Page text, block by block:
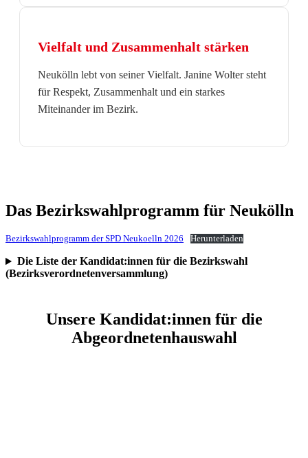
Vielfalt und Zusammenhalt stärken
Neukölln lebt von seiner Vielfalt. Janine Wolter steht
für Respekt, Zusammenhalt und ein starkes
Miteinander im Bezirk.
Das Bezirkswahlprogramm für Neukölln
Bezirkswahlprogramm der SPD Neukoelln 2026 Herunterladen
Die Liste der Kandidat:innen für die Bezirkswahl
(Bezirksverordnetenversammlung)
Unsere Kandidat:innen für die
Abgeordnetenhauswahl